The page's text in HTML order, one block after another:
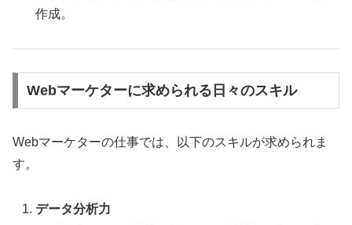
作成。
Webマーケターに求められる日々のスキル
Webマーケターの仕事では、以下のスキルが求められま
す。
データ分析力